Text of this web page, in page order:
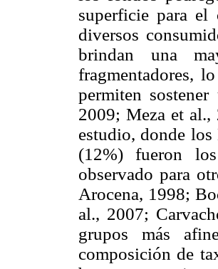
superficie para
diversos
brindan una
fragmentadores,
permiten
2009; Meza et al.,
estudio, donde
(12%) fueron
observado para
Arocena, 1998;
al., 2007;
grupos más
composición de